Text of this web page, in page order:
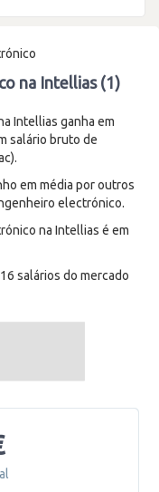
na Intellias (1)
Intellias ganha em
salário bruto de
em média por outros
electrónico.
na Intellias é em
salários do mercado